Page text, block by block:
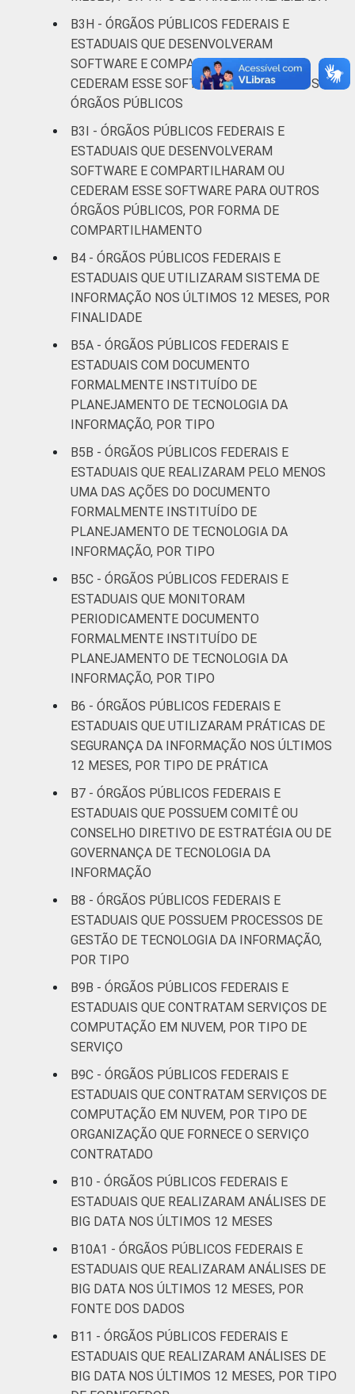
B3H - ÓRGÃOS PÚBLICOS FEDERAIS E
ESTADUAIS QUE DESENVOLVERAM
SOFTWARE E COMPARTILHARAM OU
CEDERAM ESSE SOFTWARE PARA OUTROS
ÓRGÃOS PÚBLICOS
B3I - ÓRGÃOS PÚBLICOS FEDERAIS E
ESTADUAIS QUE DESENVOLVERAM
SOFTWARE E COMPARTILHARAM OU
CEDERAM ESSE SOFTWARE PARA OUTROS
ÓRGÃOS PÚBLICOS, POR FORMA DE
COMPARTILHAMENTO
B4 - ÓRGÃOS PÚBLICOS FEDERAIS E
ESTADUAIS QUE UTILIZARAM SISTEMA DE
INFORMAÇÃO NOS ÚLTIMOS 12 MESES, POR
FINALIDADE
B5A - ÓRGÃOS PÚBLICOS FEDERAIS E
ESTADUAIS COM DOCUMENTO
FORMALMENTE INSTITUÍDO DE
PLANEJAMENTO DE TECNOLOGIA DA
INFORMAÇÃO, POR TIPO
B5B - ÓRGÃOS PÚBLICOS FEDERAIS E
ESTADUAIS QUE REALIZARAM PELO MENOS
UMA DAS AÇÕES DO DOCUMENTO
FORMALMENTE INSTITUÍDO DE
PLANEJAMENTO DE TECNOLOGIA DA
INFORMAÇÃO, POR TIPO
B5C - ÓRGÃOS PÚBLICOS FEDERAIS E
ESTADUAIS QUE MONITORAM
PERIODICAMENTE DOCUMENTO
FORMALMENTE INSTITUÍDO DE
PLANEJAMENTO DE TECNOLOGIA DA
INFORMAÇÃO, POR TIPO
B6 - ÓRGÃOS PÚBLICOS FEDERAIS E
ESTADUAIS QUE UTILIZARAM PRÁTICAS DE
SEGURANÇA DA INFORMAÇÃO NOS ÚLTIMOS
12 MESES, POR TIPO DE PRÁTICA
B7 - ÓRGÃOS PÚBLICOS FEDERAIS E
ESTADUAIS QUE POSSUEM COMITÊ OU
CONSELHO DIRETIVO DE ESTRATÉGIA OU DE
GOVERNANÇA DE TECNOLOGIA DA
INFORMAÇÃO
B8 - ÓRGÃOS PÚBLICOS FEDERAIS E
ESTADUAIS QUE POSSUEM PROCESSOS DE
GESTÃO DE TECNOLOGIA DA INFORMAÇÃO,
POR TIPO
B9B - ÓRGÃOS PÚBLICOS FEDERAIS E
ESTADUAIS QUE CONTRATAM SERVIÇOS DE
COMPUTAÇÃO EM NUVEM, POR TIPO DE
SERVIÇO
B9C - ÓRGÃOS PÚBLICOS FEDERAIS E
ESTADUAIS QUE CONTRATAM SERVIÇOS DE
COMPUTAÇÃO EM NUVEM, POR TIPO DE
ORGANIZAÇÃO QUE FORNECE O SERVIÇO
CONTRATADO
B10 - ÓRGÃOS PÚBLICOS FEDERAIS E
ESTADUAIS QUE REALIZARAM ANÁLISES DE
BIG DATA NOS ÚLTIMOS 12 MESES
B10A1 - ÓRGÃOS PÚBLICOS FEDERAIS E
ESTADUAIS QUE REALIZARAM ANÁLISES DE
BIG DATA NOS ÚLTIMOS 12 MESES, POR
FONTE DOS DADOS
B11 - ÓRGÃOS PÚBLICOS FEDERAIS E
ESTADUAIS QUE REALIZARAM ANÁLISES DE
BIG DATA NOS ÚLTIMOS 12 MESES, POR TIPO